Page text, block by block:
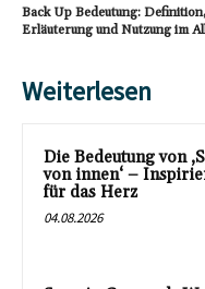
Back Up Bedeutung: Definition,
Erläuterung und Nutzung im
Weiterlesen
Die Bedeutung von
von innen‘ –
für das Herz
04.08.2026